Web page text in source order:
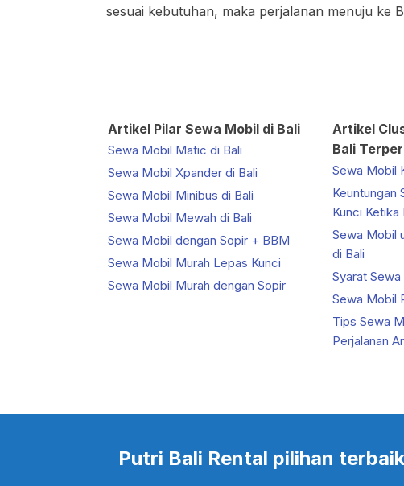
sesuai kebutuhan, maka perjalanan menuju ke
Artikel Pilar Sewa Mobil di Bali
Sewa Mobil Matic di Bali
Sewa Mobil Xpander di Bali
Sewa Mobil Minibus di Bali
Sewa Mobil Mewah di Bali
Sewa Mobil dengan Sopir + BBM
Sewa Mobil Murah Lepas Kunci
Sewa Mobil Murah dengan Sopir
Artikel
Bali
Sewa Mobil
Keuntungan
Kunci Ketika
Sewa Mobil
di Bali
Syarat
Sewa Mobil
Tips Sewa
Perjalanan
Putri Bali Rental pilihan